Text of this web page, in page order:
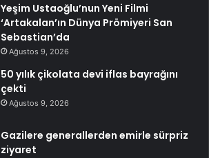
Yeşim Ustaoğlu’nun Yeni Filmi
‘Artakalan’ın Dünya Prömiyeri San
Sebastian’da
Ağustos 9, 2026
50 yılık çikolata devi iflas bayrağını
çekti
Ağustos 9, 2026
Gazilere generallerden emirle sürpriz
ziyaret